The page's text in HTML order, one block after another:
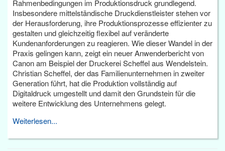
Rahmenbedingungen im Produktionsdruck grundlegend.
Insbesondere mittelständische Druckdienstleister stehen vor
der Herausforderung, ihre Produktionsprozesse effizienter zu
gestalten und gleichzeitig flexibel auf veränderte
Kundenanforderungen zu reagieren. Wie dieser Wandel in der
Praxis gelingen kann, zeigt ein neuer Anwenderbericht von
Canon am Beispiel der Druckerei Scheffel aus Wendelstein.
Christian Scheffel, der das Familienunternehmen in zweiter
Generation führt, hat die Produktion vollständig auf
Digitaldruck umgestellt und damit den Grundstein für die
weitere Entwicklung des Unternehmens gelegt.
Weiterlesen...